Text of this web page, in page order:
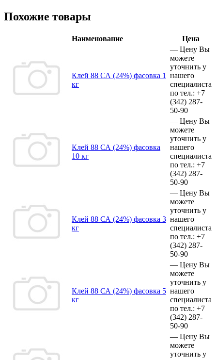
Похожие товары
Наименование Цена
Клей 88 СА (24%) фасовка 1
кг
— Цену Вы
можете
уточнить у
нашего
специалиста
по тел.: +7
(342) 287-
50-90
Клей 88 СА (24%) фасовка
10 кг
— Цену Вы
можете
уточнить у
нашего
специалиста
по тел.: +7
(342) 287-
50-90
Клей 88 СА (24%) фасовка 3
кг
— Цену Вы
можете
уточнить у
нашего
специалиста
по тел.: +7
(342) 287-
50-90
Клей 88 СА (24%) фасовка 5
кг
— Цену Вы
можете
уточнить у
нашего
специалиста
по тел.: +7
(342) 287-
50-90
— Цену Вы
можете
уточнить у